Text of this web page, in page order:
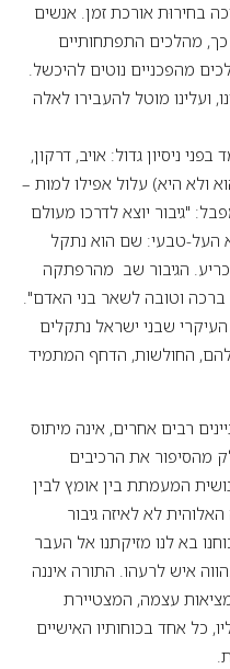
בחירוּת אורכת זמן. אנשים
מהלכים התפתחותיים
מהפכניים נוטים להיכשל.
ועלינו מוטל להעבירו לאלה
ניסיון גדול: אויב, דרקון,
ולא היא) עלול אפילו למות –
"גיבור יוצא לדרכו מעולם
העל-טבעי: שם הוא נתקל
מכריע. הגיבור שב מהרפתקה
ברכה וטובה לשאר בני האדם".
העיקרי שבני ישראל נתקלים
החולשות, הדחף המתמיד
רבים אחרים, אינה מיתוס
מהסיפור את הרכיבים
המעמתת בין אומץ לבין
לא לאיזה גיבור
בא לנו מזיקתנו אל העבר
איש לרעהו. התורה איננה
עצמה, המצטיירת
כל אחד בכוחותיו האישיים